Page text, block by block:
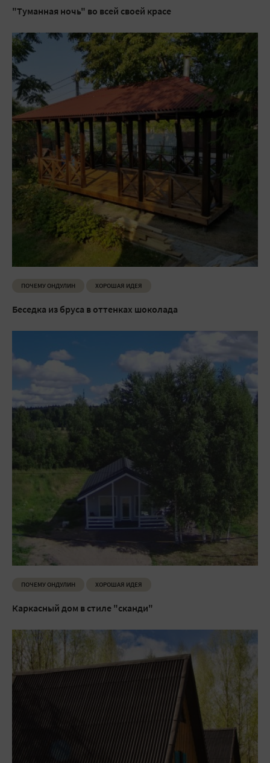
"Туманная ночь" во всей своей красе
ПОЧЕМУ ОНДУЛИН ХОРОШАЯ ИДЕЯ
Беседка из бруса в оттенках шоколада
ПОЧЕМУ ОНДУЛИН ХОРОШАЯ ИДЕЯ
Каркасный дом в стиле "сканди"